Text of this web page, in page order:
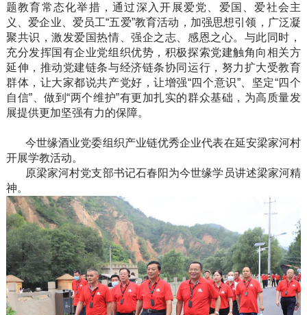
题教育常态化举措，通过深入开展爱党、爱国、爱社会主
义、爱企业、爱员工“五爱”教育活动，加强思想引领，广泛凝
聚共识，激发爱国热情、强企之志、感恩之心。与此同时，
充分发挥国有企业党组织优势，积极探索党建触角向相关方
延伸，推动党建链条与经济链条协同运行，努力扩大受教育
群体，让大家都说共产党好，让增强“四个意识”、坚定“四个
自信”、做到“两个维护”有更加扎实的群众基础，为高质量发
展提供更加坚强有力的保障。
今世缘酒业党委组织产业链优秀企业代表在延安梁家河村
开展学教活动。
原梁家河村党支部书记石春阳为今世缘学员讲述梁家河精
神。